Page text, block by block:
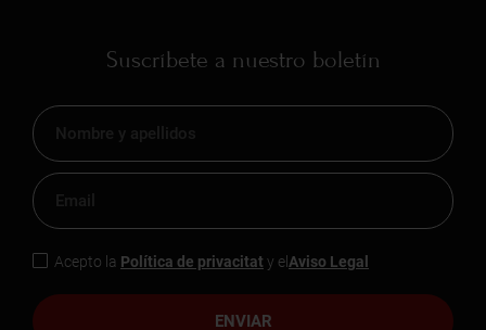
Suscríbete a nuestro boletín
ENVIAR
Acepto la Política de privacitat y el Aviso Legal